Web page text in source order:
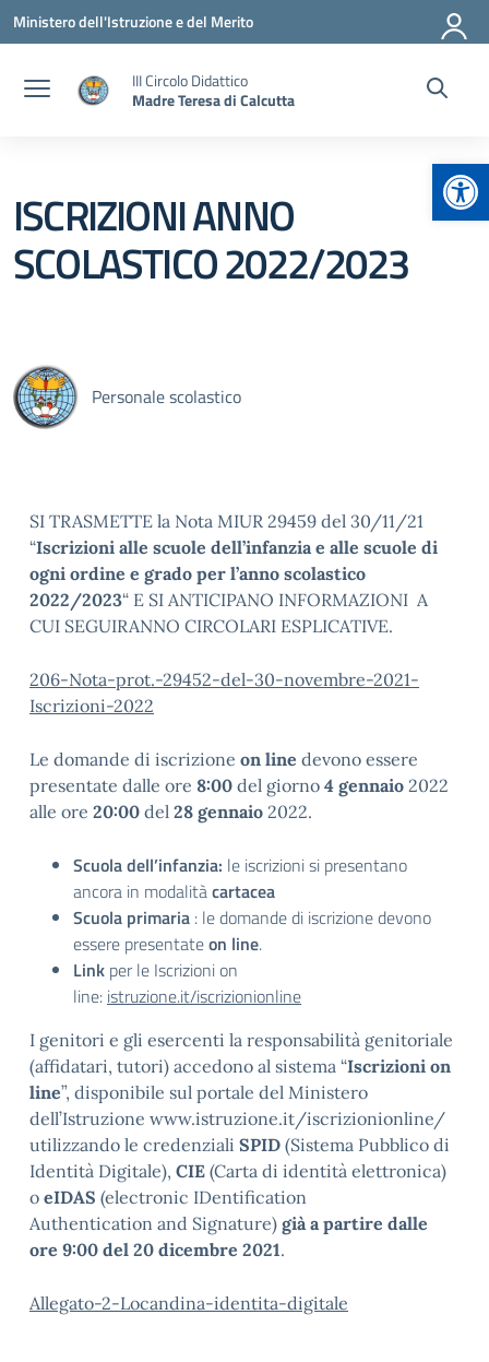
Vai ai contenuti
Vai al menu di navigazione
Vai al footer
Ministero dell'Istruzione e del Merito
III Circolo Didattico
Madre Teresa di Calcutta
ISCRIZIONI ANNO
SCOLASTICO 2022/2023
Personale scolastico
SI TRASMETTE la Nota MIUR 29459 del 30/11/21
“Iscrizioni alle scuole dell’infanzia e alle scuole di
ogni ordine e grado per l’anno scolastico
2022/2023“ E SI ANTICIPANO INFORMAZIONI A
CUI SEGUIRANNO CIRCOLARI ESPLICATIVE.
206-Nota-prot.-29452-del-30-novembre-2021-
Iscrizioni-2022
Le domande di iscrizione on line devono essere
presentate dalle ore 8:00 del giorno 4 gennaio 2022
alle ore 20:00 del 28 gennaio 2022.
Scuola dell’infanzia: le iscrizioni si presentano
ancora in modalitàcartacea
Scuola primaria : le domande di iscrizione devono
essere presentateon line.
Link per le Iscrizioni on
line: istruzione.it/iscrizionionline
I genitori e gli esercenti la responsabilità genitoriale
(affidatari, tutori) accedono al sistema “Iscrizioni on
line”, disponibile sul portale del Ministero
dell’Istruzione www.istruzione.it/iscrizionionline/
utilizzando le credenziali SPID (Sistema Pubblico di
Identità Digitale), CIE (Carta di identità elettronica)
o eIDAS (electronic IDentification
Authentication and Signature) già a partire dalle
ore 9:00 del 20 dicembre 2021.
Allegato-2-Locandina-identita-digitale